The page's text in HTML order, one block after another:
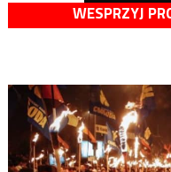
WESPRZYJ